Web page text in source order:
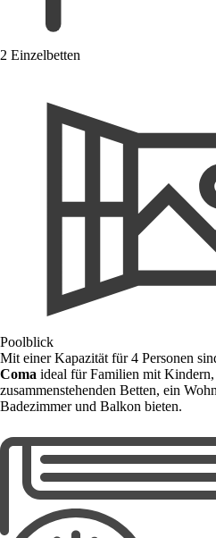
2 Einzelbetten
Poolblick
Mit einer Kapazität für 4 Personen
Coma ideal für Familien mit
zusammenstehenden Betten, ein
Badezimmer und Balkon bieten.